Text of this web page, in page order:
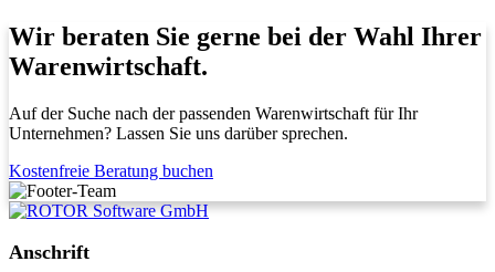
Wir beraten Sie gerne bei der Wahl Ihrer
Warenwirtschaft.
Auf der Suche nach der passenden Warenwirtschaft für Ihr
Unternehmen? Lassen Sie uns darüber sprechen.
Kostenfreie Beratung buchen
Anschrift